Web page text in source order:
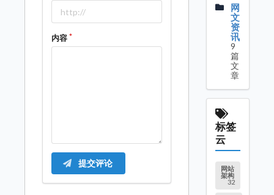
内容
提交评论
网
文
资
讯
9
篇
文
章
标签
云
网站
架构
32